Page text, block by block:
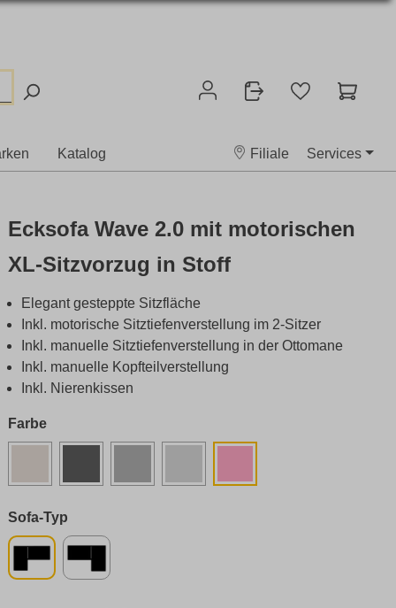
Katalog Filiale Services
Ecksofa Wave 2.0 mit motorischen
XL-Sitzvorzug in Stoff
Elegant gesteppte Sitzfläche
Inkl. motorische Sitztiefenverstellung im 2-Sitzer
Inkl. manuelle Sitztiefenverstellung in der Ottomane
Inkl. manuelle Kopfteilverstellung
Inkl. Nierenkissen
Farbe
Sofa-Typ